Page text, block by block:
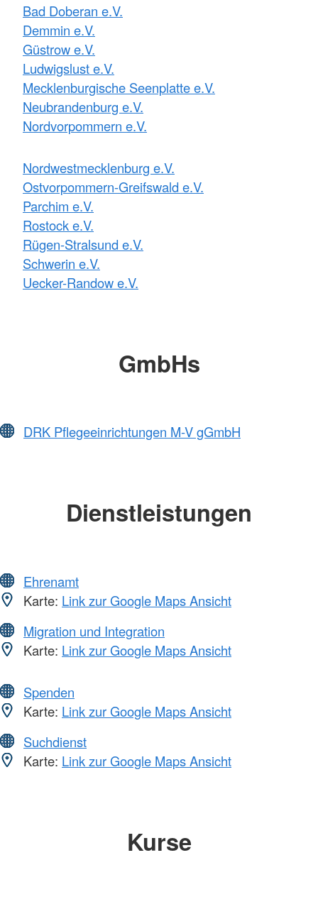
Bad Doberan e.V.
Demmin e.V.
Güstrow e.V.
Ludwigslust e.V.
Mecklenburgische Seenplatte e.V.
Neubrandenburg e.V.
Nordvorpommern e.V.
Nordwestmecklenburg e.V.
Ostvorpommern-Greifswald e.V.
Parchim e.V.
Rostock e.V.
Rügen-Stralsund e.V.
Schwerin e.V.
Uecker-Randow e.V.
GmbHs
DRK Pflegeeinrichtungen M-V gGmbH
Dienstleistungen
Ehrenamt
Karte: Link zur Google Maps Ansicht
Migration und Integration
Karte: Link zur Google Maps Ansicht
Spenden
Karte: Link zur Google Maps Ansicht
Suchdienst
Karte: Link zur Google Maps Ansicht
Kurse